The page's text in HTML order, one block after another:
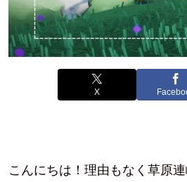
X
こんにちは！理由もなく草原